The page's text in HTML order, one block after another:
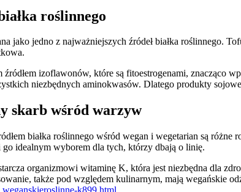
roślinnego
jako jedno z najważniejszych źródeł białka roślinnego.
izoflawonów, które są fitoestrogenami, znacząco
niezbędnych aminokwasów. Dlatego produkty
skarb wśród warzyw
białka roślinnego wśród wegan i wegetarian są
idealnym wyborem dla tych, którzy dbają o linię.
organizmowi witaminę K, która jest niezbędna dla
także pod względem kulinarnym, mają wegańskie